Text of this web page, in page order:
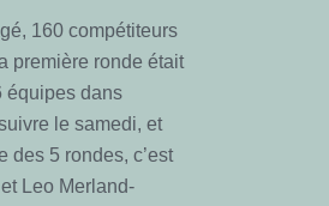
160 compétiteurs
première ronde était
équipes dans
le samedi, et
des 5 rondes, c’est
Leo Merland-